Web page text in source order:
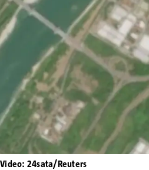
Pokretanje videa...
| Video: 24sata/Reuters